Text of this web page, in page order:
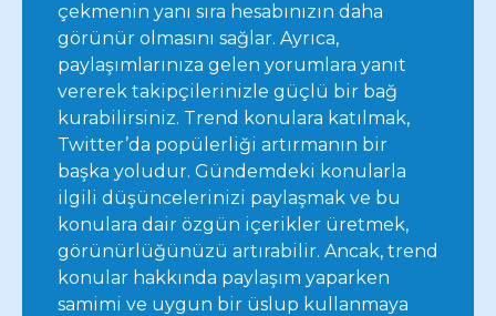
çekmenin yanı sıra hesabınızın daha
görünür olmasını sağlar. Ayrıca,
paylaşımlarınıza gelen yorumlara yanıt
vererek takipçilerinizle güçlü bir bağ
kurabilirsiniz. Trend konulara katılmak,
Twitter’da popülerliği artırmanın bir
başka yoludur. Gündemdeki konularla
ilgili düşüncelerinizi paylaşmak ve bu
konulara dair özgün içerikler üretmek,
görünürlüğünüzü artırabilir. Ancak, trend
konular hakkında paylaşım yaparken
samimi ve uygun bir üslup kullanmaya